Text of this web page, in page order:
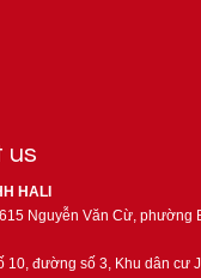
us
HALI
Nguyễn Văn Cừ, phường
10, đường số 3, Khu dân cư